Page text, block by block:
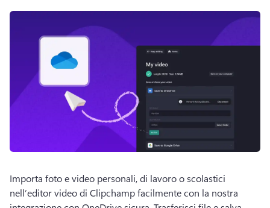
Importa foto e video personali, di lavoro o scolastici